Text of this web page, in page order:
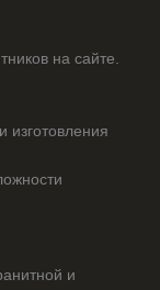
на сайте.
изготовления
и